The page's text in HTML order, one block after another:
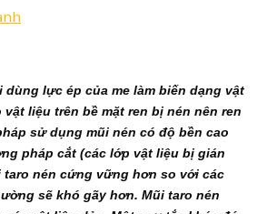
dùng lực ép của me làm biến dạng vật
liệu trên bề mặt ren bị nén nên ren
sử dụng mũi nén có độ bền cao
pháp cắt (các lớp vật liệu bị gián
taro nén cứng vững hơn so với các
sẽ khó gãy hơn. Mũi taro nén